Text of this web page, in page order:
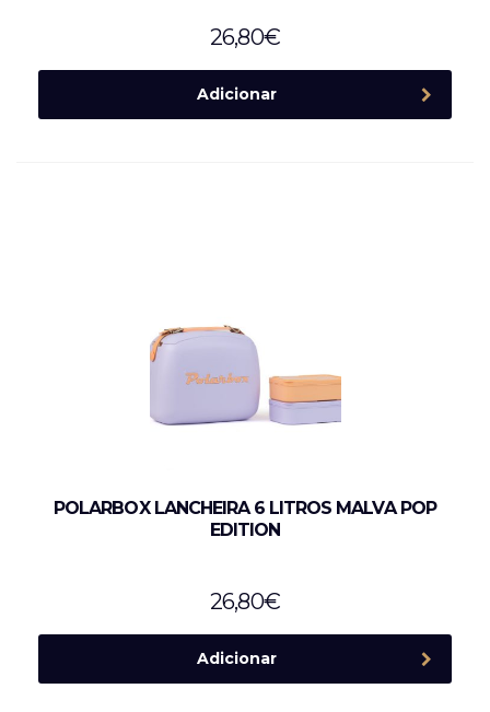
26,80€
Adicionar
POLARBOX LANCHEIRA 6 LITROS MALVA POP
EDITION
26,80€
Adicionar